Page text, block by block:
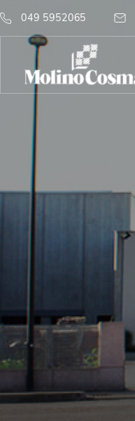
049 5952065